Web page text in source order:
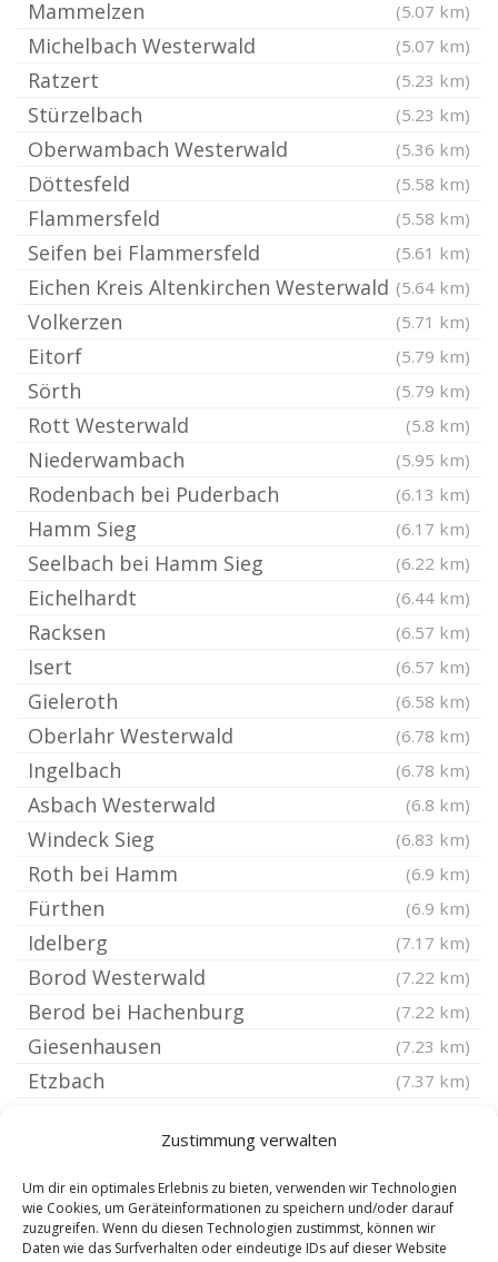
Zustimmung verwalten
Um dir ein optimales Erlebnis zu bieten, verwenden wir Technologien
wie Cookies, um Geräteinformationen zu speichern und/oder darauf
zuzugreifen. Wenn du diesen Technologien zustimmst, können wir
Daten wie das Surfverhalten oder eindeutige IDs auf dieser Website
Mammelzen (5.07 km)
Michelbach Westerwald (5.07 km)
Ratzert (5.23 km)
Stürzelbach (5.23 km)
Oberwambach Westerwald (5.36 km)
Döttesfeld (5.58 km)
Flammersfeld (5.58 km)
Seifen bei Flammersfeld (5.61 km)
Eichen Kreis Altenkirchen Westerwald (5.64 km)
Volkerzen (5.71 km)
Eitorf (5.79 km)
Sörth (5.79 km)
Rott Westerwald (5.8 km)
Niederwambach (5.95 km)
Rodenbach bei Puderbach (6.13 km)
Hamm Sieg (6.17 km)
Seelbach bei Hamm Sieg (6.22 km)
Eichelhardt (6.44 km)
Racksen (6.57 km)
Isert (6.57 km)
Gieleroth (6.58 km)
Oberlahr Westerwald (6.78 km)
Ingelbach (6.78 km)
Asbach Westerwald (6.8 km)
Windeck Sieg (6.83 km)
Roth bei Hamm (6.9 km)
Fürthen (6.9 km)
Idelberg (7.17 km)
Borod Westerwald (7.22 km)
Berod bei Hachenburg (7.22 km)
Giesenhausen (7.23 km)
Etzbach (7.37 km)
Oberdreis Westerwald
Bruchertseifen (7.58 km)
Steimel (7.59 km)
Peterslahr (7.71 km)